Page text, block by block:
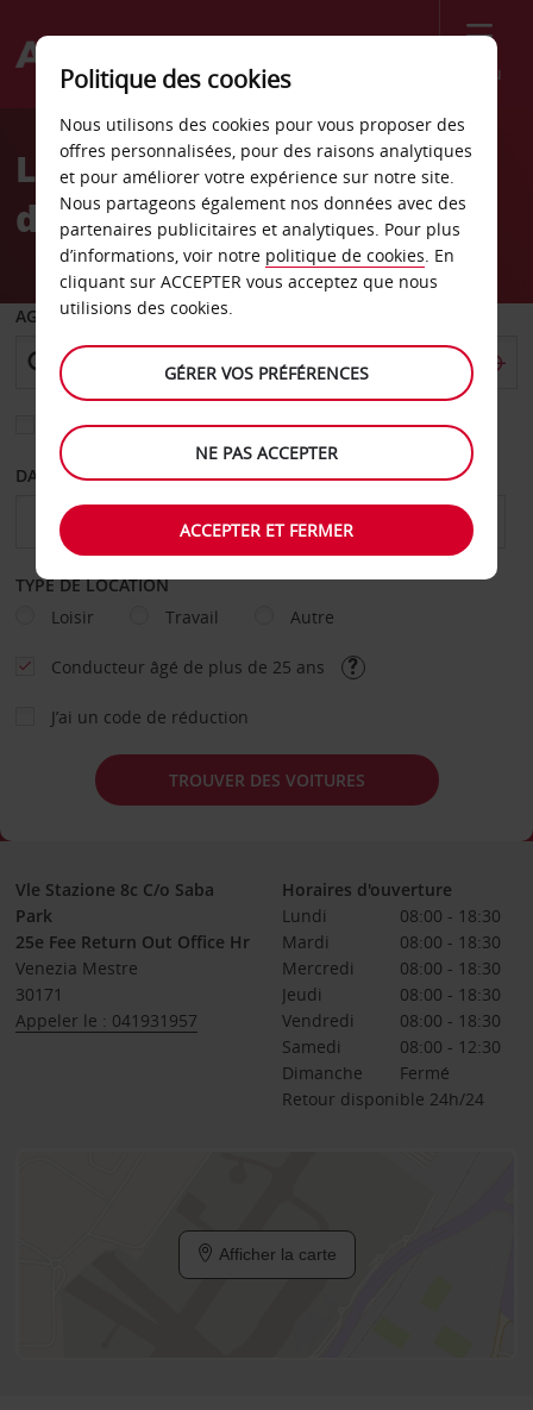
Menu
Welcome
AvisLocation de voiture Gare
de Venise-Mestre
AGENCE DE DÉPART
Sélectionnez une autre agence de retour
DATE DE DÉPART DATE DE RETOUR
TYPE DE LOCATION
Loisir
Travail Autre
Conducteur âgé de plus de 25 ans
J’ai un code de réduction
TROUVER DES VOITURES
Vle Stazione 8c C/o Saba
Park
25e Fee Return Out Office Hr
Venezia Mestre
30171
Appeler le : 041931957
Horaires d'ouverture
Lundi
08:00 - 18:30
Mardi
08:00 - 18:30
Mercredi
08:00 - 18:30
Jeudi
08:00 - 18:30
Vendredi
08:00 - 18:30
Samedi
08:00 - 12:30
Dimanche
Fermé
Retour disponible 24h/24
Afficher la carte
Politique des cookies
Nous utilisons des cookies pour vous proposer des
offres personnalisées, pour des raisons analytiques
et pour améliorer votre expérience sur notre site.
Nous partageons également nos données avec des
partenaires publicitaires et analytiques. Pour plus
d’informations, voir notre politique de cookies. En
cliquant sur ACCEPTER vous acceptez que nous
utilisions des cookies.
GÉRER VOS PRÉFÉRENCES
NE PAS ACCEPTER
ACCEPTER ET FERMER